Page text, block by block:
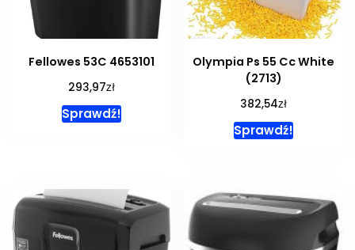
Fellowes 53C 4653101
293,97zł
Sprawdź!
Olympia Ps 55 Cc White
(2713)
382,54zł
Sprawdź!